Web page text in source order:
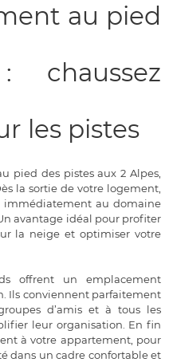
au pied
chaussez
les pistes
pied des pistes aux 2 Alpes,
la sortie de votre logement,
immédiatement au domaine
avantage idéal pour profiter
la neige et optimiser votre
offrent un emplacement
Ils conviennent parfaitement
d’amis et à tous les
leur organisation. En fin
à votre appartement, pour
dans un cadre confortable et